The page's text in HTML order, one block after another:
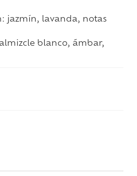
jazmín, lavanda, notas
blanco, ámbar,